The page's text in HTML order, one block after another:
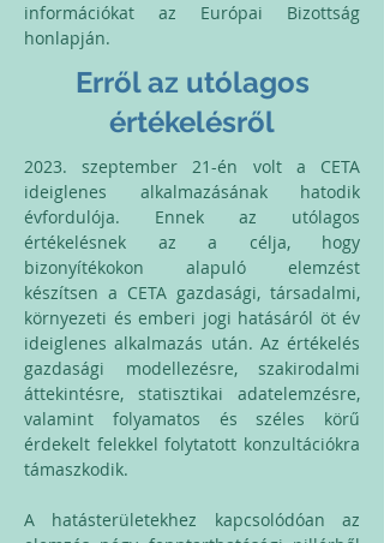
információkat az Európai Bizottság
honlapján.
Erről az utólagos
értékelésről
2023. szeptember 21-én volt a CETA
ideiglenes alkalmazásának hatodik
évfordulója. Ennek az utólagos
értékelésnek az a célja, hogy
bizonyítékokon alapuló elemzést
készítsen a CETA gazdasági, társadalmi,
környezeti és emberi jogi hatásáról öt év
ideiglenes alkalmazás után. Az értékelés
gazdasági modellezésre, szakirodalmi
áttekintésre, statisztikai adatelemzésre,
valamint folyamatos és széles körű
érdekelt felekkel folytatott konzultációkra
támaszkodik.
A hatásterületekhez kapcsolódóan az